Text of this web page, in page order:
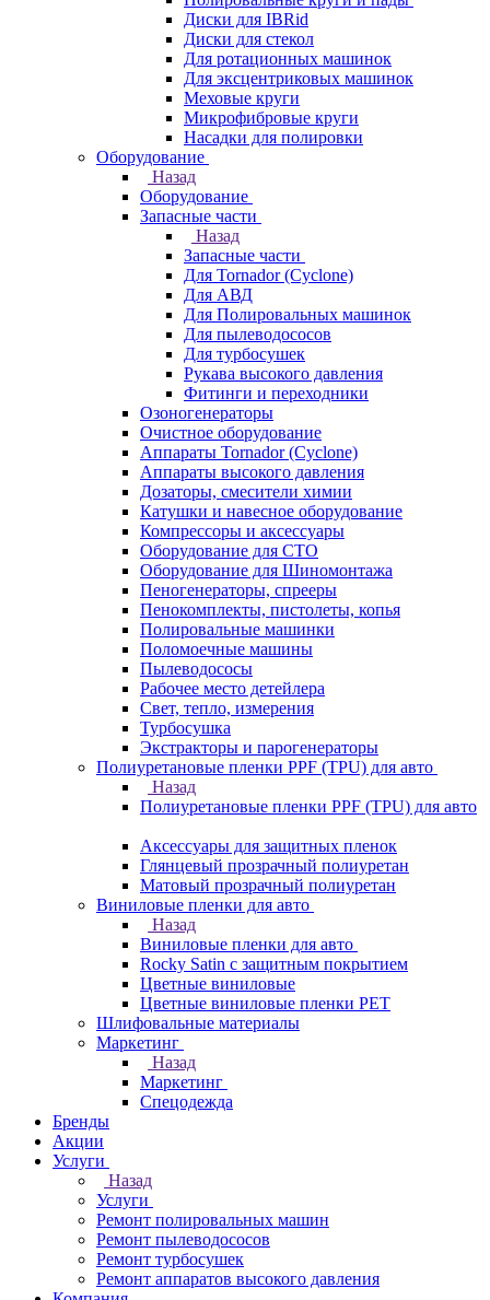
Диски для IBRid
Диски для стекол
Для ротационных машинок
Для эксцентриковых машинок
Меховые круги
Микрофибровые круги
Насадки для полировки
Оборудование
Назад
Оборудование
Запасные части
Назад
Запасные части
Для Tornador (Cyclone)
Для АВД
Для Полировальных машинок
Для пылеводососов
Для турбосушек
Рукава высокого давления
Фитинги и переходники
Озоногенераторы
Очистное оборудование
Аппараты Tornador (Cyclone)
Аппараты высокого давления
Дозаторы, смесители химии
Катушки и навесное оборудование
Компрессоры и аксессуары
Оборудование для СТО
Оборудование для Шиномонтажа
Пеногенераторы, спрееры
Пенокомплекты, пистолеты, копья
Полировальные машинки
Поломоечные машины
Пылеводососы
Рабочее место детейлера
Свет, тепло, измерения
Турбосушка
Экстракторы и парогенераторы
Полиуретановые пленки PPF (TPU) для авто
Назад
Полиуретановые пленки PPF (TPU) для авто
Аксессуары для защитных пленок
Глянцевый прозрачный полиуретан
Матовый прозрачный полиуретан
Виниловые пленки для авто
Назад
Виниловые пленки для авто
Rocky Satin с защитным покрытием
Цветные виниловые
Цветные виниловые пленки PET
Шлифовальные материалы
Маркетинг
Назад
Маркетинг
Спецодежда
Бренды
Акции
Услуги
Назад
Услуги
Ремонт полировальных машин
Ремонт пылеводососов
Ремонт турбосушек
Ремонт аппаратов высокого давления